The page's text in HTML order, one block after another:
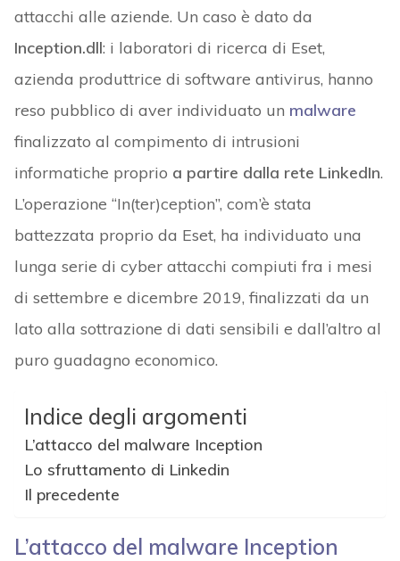
attacchi alle aziende. Un caso è dato da
Inception.dll: i laboratori di ricerca di Eset,
azienda produttrice di software antivirus, hanno
reso pubblico di aver individuato un malware
finalizzato al compimento di intrusioni
informatiche proprio a partire dalla rete LinkedIn.
L’operazione “In(ter)ception”, com’è stata
battezzata proprio da Eset, ha individuato una
lunga serie di cyber attacchi compiuti fra i mesi
di settembre e dicembre 2019, finalizzati da un
lato alla sottrazione di dati sensibili e dall’altro al
puro guadagno economico.
Indice degli argomenti
L’attacco del malware Inception
Lo sfruttamento di Linkedin
Il precedente
L’attacco del malware Inception